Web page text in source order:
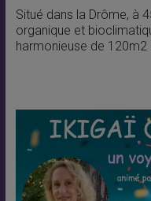
Situé dans la Drôme, à
organique et
harmonieuse de